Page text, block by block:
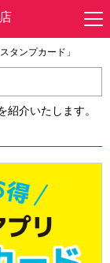
タンプカード」
介いたします。